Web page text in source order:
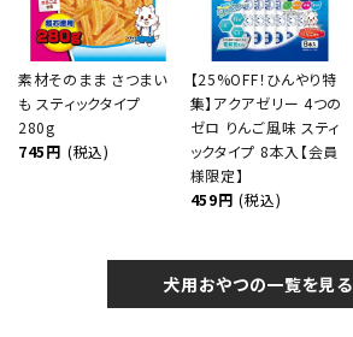
素材そのまま さつまい
も スティックタイプ
280g
745円 (税込)
【25%OFF！ひんやり特
集】アクアゼリー 4つの
ゼロ りんご風味 スティ
ックタイプ 8本入【会員
様限定】
459円 (税込)
犬用おやつの一覧を見る